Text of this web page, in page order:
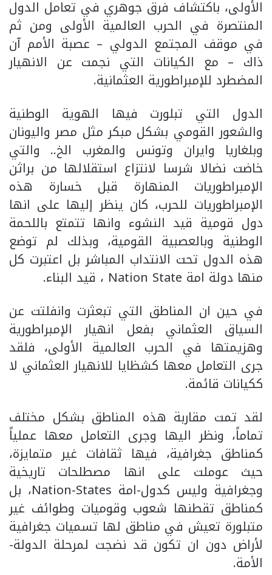
الأولى، باكتشاف فرق جوهري في تعامل الدول
المنتصرة في الحرب العالمية الأولى ومن ثم
في موقف المجتمع الدولي – عصبة الأمم آن
ذاك – مع الكيانات التي نجمت عن الانهيار
المضطرد للإمبراطورية العثمانية.
الدول التي تبلورت فيها الهوية الوطنية
والشعور القومي بشكل مبكر مثل مصر واليونان
وبلغاريا وايران وتونس والمغرب الخ.. والتي
خاضت نضالا شرسا لانتزاع استقلالها من براثن
الإمبراطوريات المنهارة قبل خسارة هذه
الإمبراطوريات للحرب، كان ينظر إليها على انها
دول قومية قيد النشوء وانها تتمتع باللحمة
الوطنية وبالعصبية القومية، وبذلك لم توضع
هذه الدول تحت الانتداب المباشر بل اعتبرت كل
منها دولة امة Nation State ، قيد البناء.
في حين ان المناطق التي تبعثرت وانفلتت عن
السياق العثماني بفعل انهيار الإمبراطورية
وهزيمتها في الحرب العالمية الأولى، فلقد
جرى التعامل معها كشظايا للانهيار العثماني لا
ككيانات قائمة.
لقد تمت مقاربة هذه المناطق بشكل مختلف
تماماً، ونظر اليها وجرى التعامل معها عملياً
كمناطق جغرافية، فيها ثقافات غير متمايزة،
حيث عوملت على انها مصطلحات تاريخية
وجغرافية وليس كدول-امة Nation-States، بل
كمناطق تقطنها شعوب وقوميات وطوائف غير
متبلورة تعيش في مناطق لها تسميات جغرافية
لأراض دون ان تكون قد نضجت لمرحلة الدولة-
الأمة.